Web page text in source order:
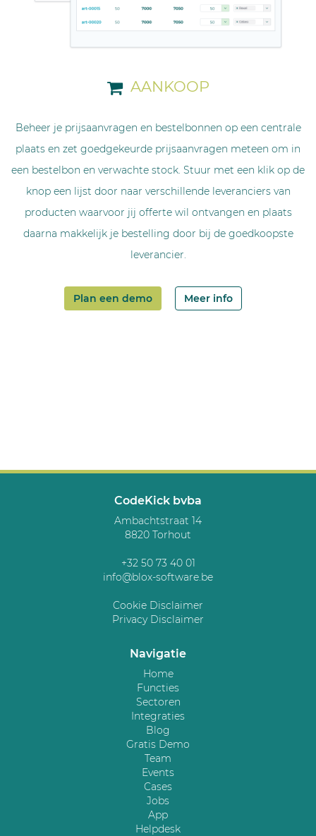
AANKOOP
Beheer je prijsaanvragen en bestelbonnen op een centrale
plaats en zet goedgekeurde prijsaanvragen meteen om in
een bestelbon en verwachte stock. Stuur met een klik op de
knop een lijst door naar verschillende leveranciers van
producten waarvoor jij offerte wil ontvangen en plaats
daarna makkelijk je bestelling door bij de goedkoopste
leverancier.
Plan een demo Meer info
CodeKick bvba
Ambachtstraat 14
8820 Torhout
+32 50 73 40 01
info@blox-software.be
Cookie Disclaimer
Privacy Disclaimer
Navigatie
Home
Functies
Sectoren
Integraties
Blog
Gratis Demo
Team
Events
Cases
Jobs
App
Helpdesk